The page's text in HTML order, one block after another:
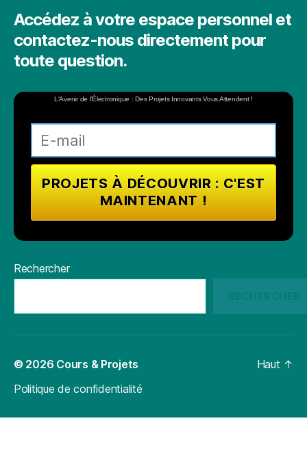
Accédez à votre espace personnel et
contactez-nous directement pour
toute question.
L'Avenir de l'Électronique : Des Projets Innovants Vous Attendent !
Rechercher
© 2026 Cours & Projets
Politique de confidentialité
Haut ↑